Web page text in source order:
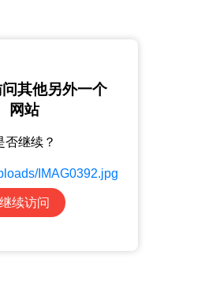
其他另外一个
网站
否继续？
IMAG0392.jpg
继续访问